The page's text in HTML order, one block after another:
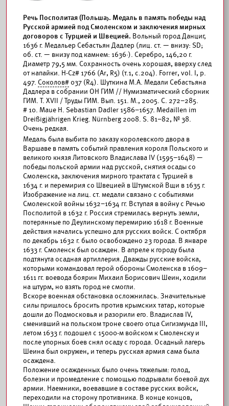
Речь Посполитая (Польша). Медаль в память победы над
Русской армией под Смоленском и заключения мирных
договоров с Турцией и Швецией. Вольный город Данциг,
1636 г. Медальер Себастьян Дадлер (лиц. ст. — внизу: SD;
об. ст. — внизу под камнем: 1636·). Серебро, 146,20 г.
Диаметр 79,5 мм. Сохранность очень хорошая, вверху след
от напайки. H-Cz# 1766 (Ar, R5) (т.1, с.204). Forrer, vol. I, p.
497. Соколов# 037 (R4). Шуткина М.А. Медали Себастьяна
Дадлера в собрании ОН ГИМ // Нумизматический сборник
ГИМ. Т. XVII / Труды ГИМ. Вып. 151. М., 2005. С. 272–285.
# 10. Maue H. Sebastian Dadler 1586–1657. Medaillen im
Dreißigjährigen Krieg. Nürnberg 2008. S. 81–82, № 38.
Очень редкая.
Медаль была выбита по заказу королевского двора в
Варшаве в память событий правления короля Польского и
великого князя Литовского Владислава IV (1595–1648) —
победы польской армии над русской, снятия осады со
Смоленска, заключения мирного трактата с Турцией в
1634 г. и перемирия со Швецией в Штумской Вщи в 1635 г.
Изображение на лиц. ст. медали связано с событиями
Смоленской войны 1632–1634 гг. Вступая в войну с Речью
Посполитой в 1632 г. Россия стремилась вернуть земли,
потерянные по Деулинскому перемирию 1618 г. Военные
действия начались успешно для русских войск. С октября
по декабрь 1632 г. было освобождено 23 города. В январе
1633 г. Смоленск был осажден. В апреле к городу была
подтянута осадная артиллерия. Дважды русские войска,
которыми командовал герой обороны Смоленска в 1609–
1611 гг. воевода боярин Михаил Борисович Шеин, ходили
на штурм, но взять город не смогли.
Вскоре военная обстановка осложнилась. Значительные
силы пришлось бросить против крымских татар, которые
дошли до Подмосковья и разорили его. Владислав IV,
сменивший на польском троне своего отца Сигизмунда III,
летом 1633 г. подошел с 15000-м войском к Смоленску и
после упорных боев снял осаду с города. Осадный лагерь
Шеина был окружен, и теперь русская армия сама была
осаждена.
Положение осажденных было очень тяжелым: голод,
болезни и промедление с помощью подрывали боевой дух
армии. Наемники, воевавшие в составе русских войск,
переходили на сторону противника. В конце концов,